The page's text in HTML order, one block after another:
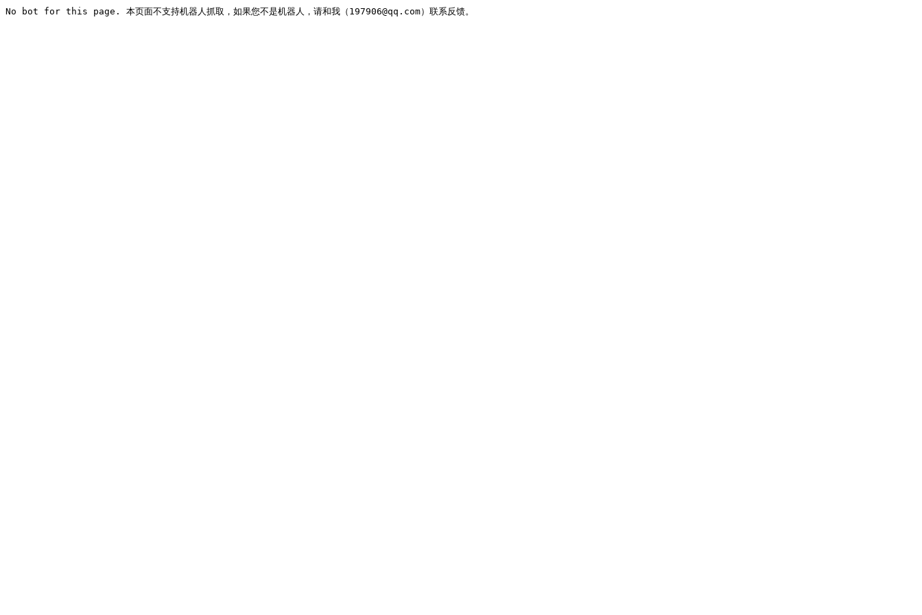
No bot for this page. 本页面不支持机器人抓取，如果您不是机器人，请和我（197906@qq.com）联系反馈。